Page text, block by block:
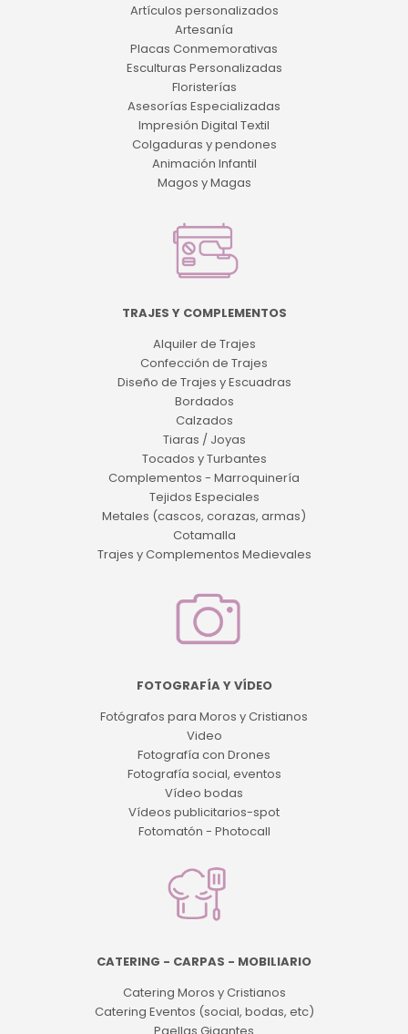
Artículos personalizados
Artesanía
Placas Conmemorativas
Esculturas Personalizadas
Floristerías
Asesorías Especializadas
Impresión Digital Textil
Colgaduras y pendones
Animación Infantil
Magos y Magas
TRAJES Y COMPLEMENTOS
Alquiler de Trajes
Confección de Trajes
Diseño de Trajes y Escuadras
Bordados
Calzados
Tiaras / Joyas
Tocados y Turbantes
Complementos - Marroquinería
Tejidos Especiales
Metales (cascos, corazas, armas)
Cotamalla
Trajes y Complementos Medievales
FOTOGRAFÍA Y VÍDEO
Fotógrafos para Moros y Cristianos
Video
Fotografía con Drones
Fotografía social, eventos
Vídeo bodas
Vídeos publicitarios-spot
Fotomatón - Photocall
CATERING - CARPAS - MOBILIARIO
Catering Moros y Cristianos
Catering Eventos (social, bodas, etc)